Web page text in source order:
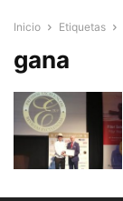
Inicio Etiquetas
gana